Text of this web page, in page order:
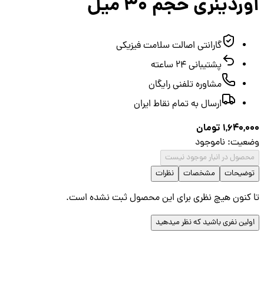
حجم 30 میل
گارانتی اصالت سلامت فیزیکی
پشتیبانی ۲۴ ساعته
مشاوره تلفنی رایگان
ارسال به تمام نقاط ایران
تومان
:ناموجود
در انبار موجود نیست
مشخصات نظرات
کنون هیچ نظری برای این محصول ثبت نشده است.
نفری باشید که نظر میدهید